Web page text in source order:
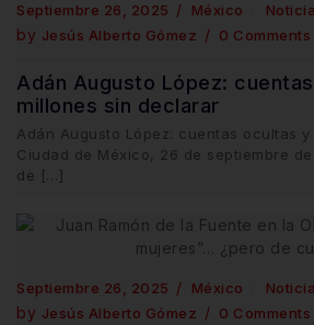
Septiembre 26, 2025 México
by Jesús Alberto Gómez 0 Comments
Adán Augusto López:
millones sin declarar
Adán Augusto López: cuentas ocultas
Ciudad de México, 26 de septiembre
de […]
Septiembre 26, 2025 México
by Jesús Alberto Gómez 0 Comments